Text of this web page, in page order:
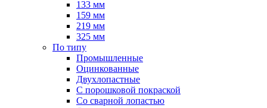
133 мм
159 мм
219 мм
325 мм
По типу
Промышленные
Оцинкованные
Двухлопастные
С порошковой покраской
Со сварной лопастью